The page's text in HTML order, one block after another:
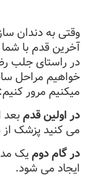
وقتی به دندان
آخرین قدم با
در راستای جلب
خواهیم مراحل
میکنیم مرور کنیم:
در اولین قدم بعد
می کنید پزشک
در گام دومیک
ایجاد می شود.